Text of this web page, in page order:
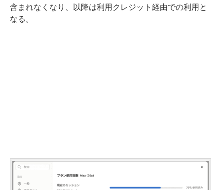
含まれなくなり、以降は利用クレジット経由での利用と
なる。